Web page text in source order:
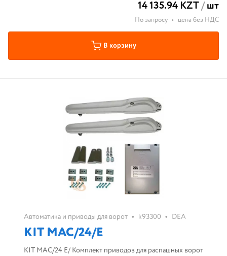
14 135.94 KZT/шт
По запросу • цена без НДС
В корзину
Автоматика и приводы для ворот • k93300 • DEA
KIT MAC/24/E
KIT MAC/24 E/ Комплект приводов для распашных ворот